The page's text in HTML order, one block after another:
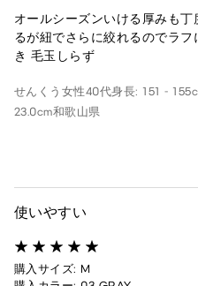
オールシーズンいける厚みも
るが紐でさらに絞れるのでラ
き 毛玉しらず
せんくう 女性40代身長: 151 -
23.0cm和歌山県
使いやすい
購入サイズ: M